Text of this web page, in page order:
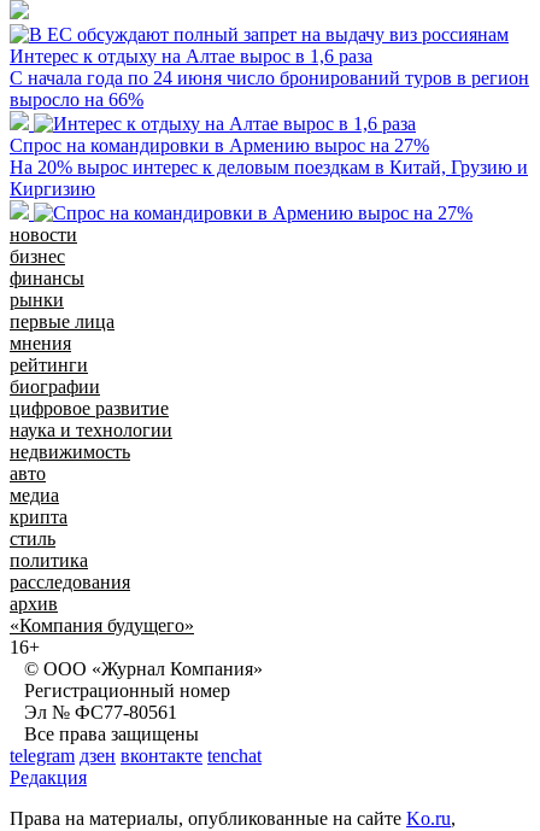
Интерес к отдыху на Алтае вырос в 1,6 раза
С начала года по 24 июня число бронирований туров в регион
выросло на 66%
Спрос на командировки в Армению вырос на 27%
На 20% вырос интерес к деловым поездкам в Китай, Грузию и
Киргизию
новости
бизнес
финансы
рынки
первые лица
мнения
рейтинги
биографии
цифровое развитие
наука и технологии
недвижимость
авто
медиа
крипта
стиль
политика
расследования
архив
«Компания будущего»
16+
© ООО «Журнал Компания»
Регистрационный номер
Эл № ФС77-80561
Все права защищены
telegram дзен вконтакте tenchat
Редакция
Права на материалы, опубликованные на сайте Ko.ru,